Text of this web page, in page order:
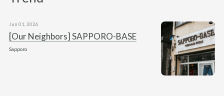
[Our Neighbors] SAPPORO-BASE
Jun 01, 2026
Sapporo